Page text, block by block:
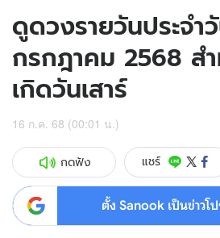
ดูดวงรายวันประจำ
กรกฎาคม 2568 ส
เกิดวันเสาร์
16 ก.ค. 68 (00:01 น.)
กดฟัง แชร์
ตั้ง Sanook เป็นข่าว